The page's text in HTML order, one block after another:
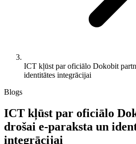
ICT kļūst par oficiālo Dokobit
identitātes integrācijai
Blogs
ICT kļūst par oficiālo
drošai e-paraksta un
integrācijai